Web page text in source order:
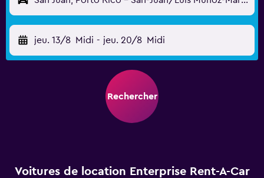
jeu. 13/8 Midi - jeu. 20/8 Midi
Rechercher
Voitures de location Enterprise Rent-A-Car